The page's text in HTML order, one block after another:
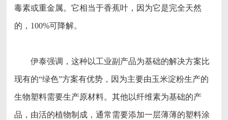
毒素或重金属。它相当于香蕉叶，因为它是完全天然
的，100%可降解。
伊泰强调，这种以工业副产品为基础的解决方案比
现有的“绿色”方案有优势，因为主要由玉米淀粉生产的
生物塑料需要生产原材料。其他以纤维素为基础的产
品，由活的植物制成，通常需要添加一层薄薄的塑料涂